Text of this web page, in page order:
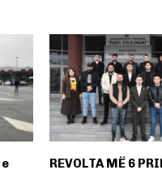
REVOLTA MË 6